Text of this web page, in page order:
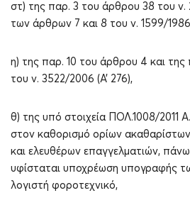
στ) της παρ. 3 του άρθρου 38 του ν.
των άρθρων 7 και 8 του ν. 1599/1986
η) της παρ. 10 του άρθρου 4 και της
του ν. 3522/2006 (Α’ 276),
θ) της υπό στοιχεία ΠΟΛ.1008/2011
στον καθορισμό ορίων
και ελευθέρων επαγγελματιών,
υφίσταται υποχρέωση υπογραφής
λογιστή φοροτεχνικό,